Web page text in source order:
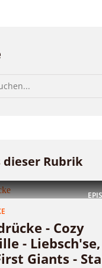
dieser Rubrik
- Cozy
-
Giants -